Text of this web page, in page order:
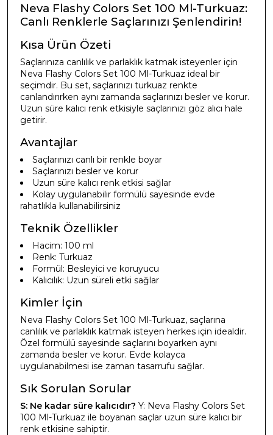
Neva Flashy Colors Set 100 Ml-Turkuaz:
Canlı Renklerle Saçlarınızı Şenlendirin!
Kısa Ürün Özeti
Saçlarınıza canlılık ve parlaklık katmak isteyenler için
Neva Flashy Colors Set 100 Ml-Turkuaz ideal bir
seçimdir. Bu set, saçlarınızı turkuaz renkte
canlandırırken aynı zamanda saçlarınızı besler ve korur.
Uzun süre kalıcı renk etkisiyle saçlarınızı göz alıcı hale
getirir.
Avantajlar
Saçlarınızı canlı bir renkle boyar
Saçlarınızı besler ve korur
Uzun süre kalıcı renk etkisi sağlar
Kolay uygulanabilir formülü sayesinde evde
rahatlıkla kullanabilirsiniz
Teknik Özellikler
Hacim: 100 ml
Renk: Turkuaz
Formül: Besleyici ve koruyucu
Kalıcılık: Uzun süreli etki sağlar
Kimler İçin
Neva Flashy Colors Set 100 Ml-Turkuaz, saçlarına
canlılık ve parlaklık katmak isteyen herkes için idealdir.
Özel formülü sayesinde saçlarını boyarken aynı
zamanda besler ve korur. Evde kolayca
uygulanabilmesi ise zaman tasarrufu sağlar.
Sık Sorulan Sorular
S: Ne kadar süre kalıcıdır? Y: Neva Flashy Colors Set
100 Ml-Turkuaz ile boyanan saçlar uzun süre kalıcı bir
renk etkisine sahiptir.